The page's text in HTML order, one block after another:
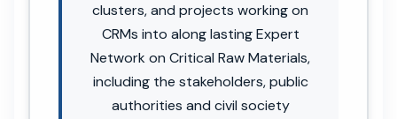
clusters, and projects working on
CRMs into along lasting Expert
Network on Critical Raw Materials,
including the stakeholders, public
authorities and civil society